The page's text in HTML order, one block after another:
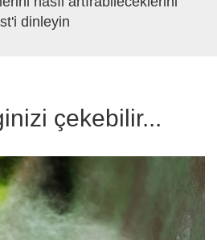
dinleyin
çekebilir...